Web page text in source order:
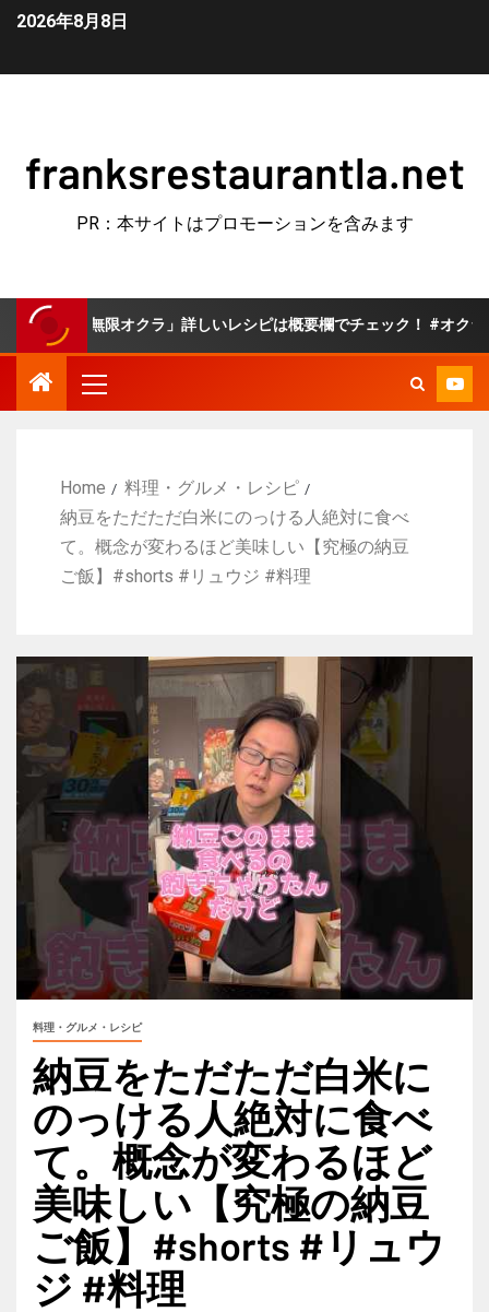
2026年8月8日
franksrestaurantla.net
PR：本サイトはプロモーションを含みます
限オクラ」詳しいレシピは概要欄でチェック！ #オクラ #副菜 #夏野
Home
料理・グルメ・レシピ
納豆をただただ白米にのっける人絶対に食べ
て。概念が変わるほど美味しい【究極の納豆
ご飯】#shorts #リュウジ #料理
料理・グルメ・レシピ
納豆をただただ白米に
のっける人絶対に食べ
て。概念が変わるほど
美味しい【究極の納豆
ご飯】#shorts #リュウ
ジ #料理